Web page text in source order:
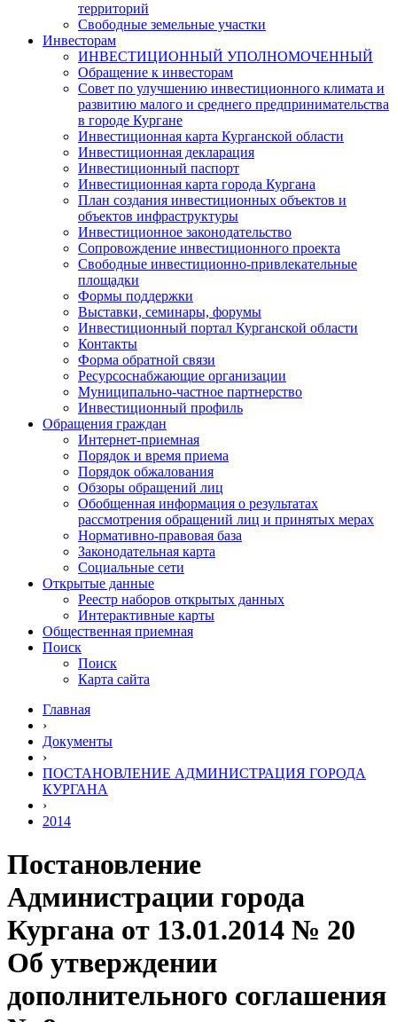
территорий
Свободные земельные участки
Инвесторам
ИНВЕСТИЦИОННЫЙ УПОЛНОМОЧЕННЫЙ
Обращение к инвесторам
Совет по улучшению инвестиционного климата и
развитию малого и среднего предпринимательства
в городе Кургане
Инвестиционная карта Курганской области
Инвестиционная декларация
Инвестиционный паспорт
Инвестиционная карта города Кургана
План создания инвестиционных объектов и
объектов инфраструктуры
Инвестиционное законодательство
Сопровождение инвестиционного проекта
Свободные инвестиционно-привлекательные
площадки
Формы поддержки
Выставки, семинары, форумы
Инвестиционный портал Курганской области
Контакты
Форма обратной связи
Ресурсоснабжающие организации
Муниципально-частное партнерство
Инвестиционный профиль
Обращения граждан
Интернет-приемная
Порядок и время приема
Порядок обжалования
Обзоры обращений лиц
Обобщенная информация о результатах
рассмотрения обращений лиц и принятых мерах
Нормативно-правовая база
Законодательная карта
Социальные сети
Открытые данные
Реестр наборов открытых данных
Интерактивные карты
Общественная приемная
Поиск
Поиск
Карта сайта
Главная
›
Документы
›
ПОСТАНОВЛЕНИЕ АДМИНИСТРАЦИЯ ГОРОДА
КУРГАНА
›
2014
Постановление
Администрации города
Кургана от 13.01.2014 № 20
Об утверждении
дополнительного соглашения